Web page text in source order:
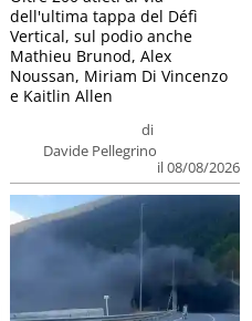
di
Davide Pellegrino
il 08/08/2026
dell'ultima tappa del Défì
Vertical, sul podio anche
Mathieu Brunod, Alex
Noussan, Miriam Di Vincenzo
e Kaitlin Allen